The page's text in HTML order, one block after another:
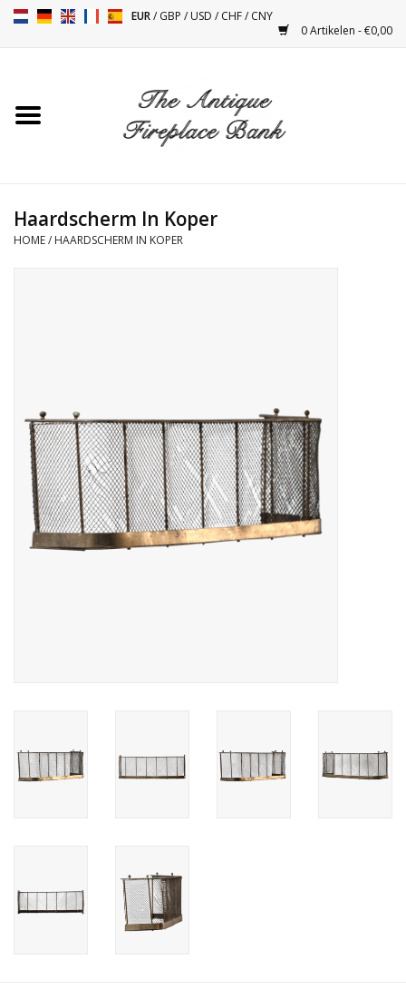
EUR/GBP /USD /CHF/CNY
0 Artikelen - €0,00
Toebehoren
Decoratieve Outdoor
Objecten
Vloeren - Steen, Terra Cotta
& Marmer
Haardscherm In Koper
HOME/ HAARDSCHERM IN KOPER